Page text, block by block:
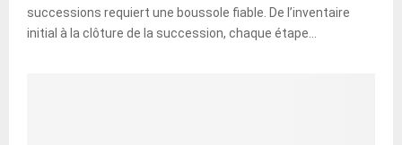
successions requiert une boussole fiable. De l’inventaire
initial à la clôture de la succession, chaque étape...